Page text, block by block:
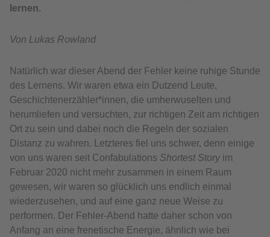
lernen.
Von Lukas Rowland
Natürlich war dieser Abend der Fehler keine ruhige Stunde
des Lernens. Wir waren etwa ein Dutzend Leute,
Geschichtenerzähler*innen, die umherwuselten und
herumliefen und versuchten, zur richtigen Zeit am richtigen
Ort zu sein und dabei noch die Regeln der sozialen
Distanz zu wahren. Letzteres fiel uns schwer, denn einige
von uns waren seit Confabulations Shortest Storyim
Februar 2020 nicht mehr zusammen in einem Raum
gewesen, wir waren so glücklich uns endlich einmal
wiederzusehen, und auf eine ganz neue Weise zu
performen. Der Fehler-Abend hatte daher schon von
Anfang an eine frenetische Energie, ähnlich wie bei